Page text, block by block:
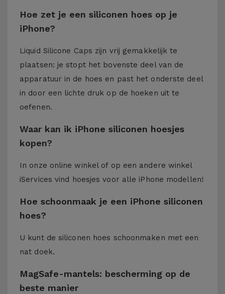
Hoe zet je een siliconen hoes op je
iPhone?
Liquid Silicone Caps zijn vrij gemakkelijk te
plaatsen: je stopt het bovenste deel van de
apparatuur in de hoes en past het onderste deel
in door een lichte druk op de hoeken uit te
oefenen.
Waar kan ik iPhone siliconen hoesjes
kopen?
In onze online winkel of op een andere winkel
iServices vind hoesjes voor alle iPhone modellen!
Hoe schoonmaak je een iPhone siliconen
hoes?
U kunt de siliconen hoes schoonmaken met een
nat doek.
MagSafe-mantels: bescherming op de
beste manier